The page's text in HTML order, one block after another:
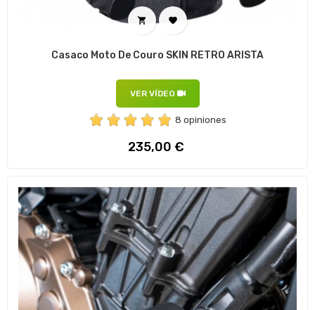
 
Casaco Moto De Couro SKIN RETRO ARISTA
VER VÍDEO
8 opiniones
Preço
235,00 €